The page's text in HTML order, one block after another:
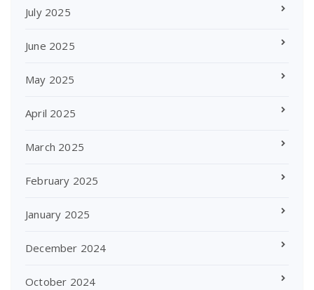
July 2025
June 2025
May 2025
April 2025
March 2025
February 2025
January 2025
December 2024
October 2024